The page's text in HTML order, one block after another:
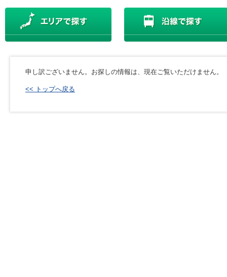
申し訳ございません。お探しの情報は、現在ご覧いただけません。
<< トップへ戻る